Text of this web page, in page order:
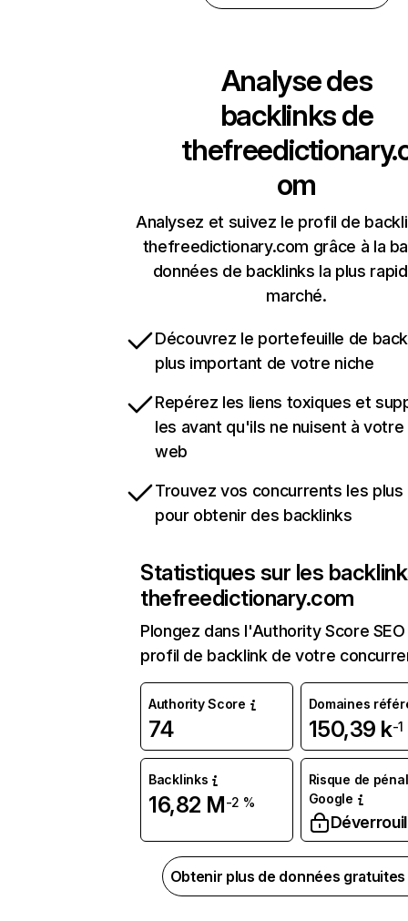
Analyse des
backlinks de
om
Analysez et suivez le profil de
thefreedictionary.com grâce à la
données de backlinks la plus
marché.
Découvrez le portefeuille de
plus important de votre niche
Repérez les liens toxiques et
les avant qu'ils ne nuisent à
web
Trouvez vos concurrents les
pour obtenir des backlinks
Statistiques sur les
thefreedictionary.com
Plongez dans l'Authority Score
profil de backlink de votre
Authority Score
74
Domaines
150,39 k-1
Backlinks
16,82 M-2 %
Risque de
Google
Obtenir plus de données